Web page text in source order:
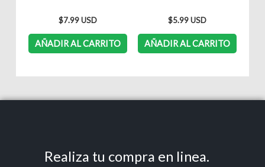
$7.99
AÑADIR AL CARRITO
$5.99
AÑADIR AL CARRITO
Realiza tu compra en linea.